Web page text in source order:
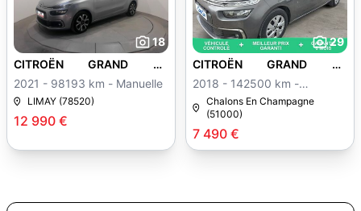
18
12 990 €
CITROËN GRAND C4
SPACETOURER
2021 - 98193 km - Manuelle
LIMAY (78520)
29
7 490 €
CITROËN GRAND C4
SPACETOURER
2018 - 142500 km -
Manuelle
Chalons En Champagne
(51000)